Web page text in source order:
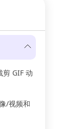
剪 GIF 动
/视频和